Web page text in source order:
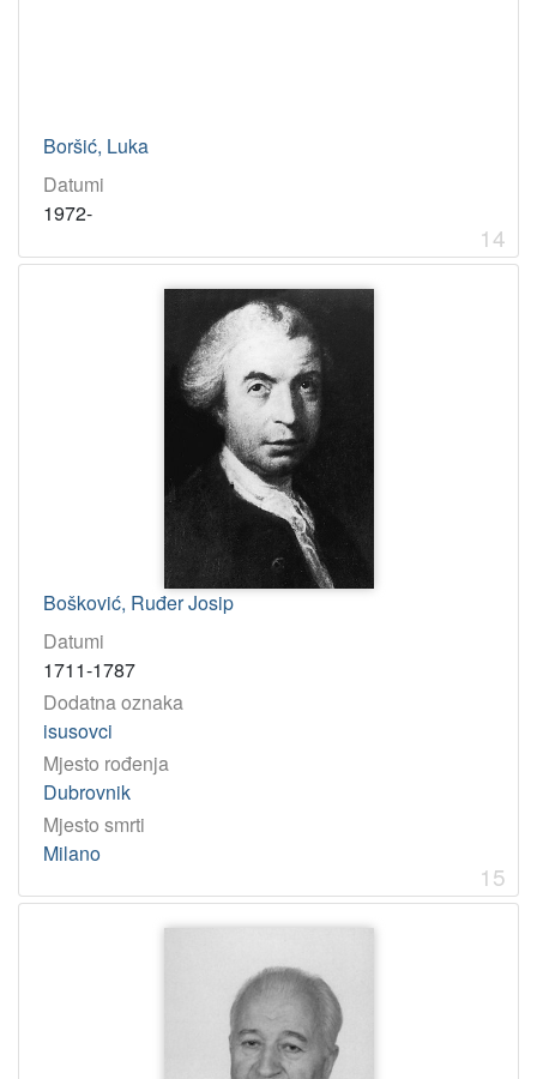
Boršić, Luka
Datumi
1972-
14
Bošković, Ruđer Josip
Datumi
1711-1787
Dodatna oznaka
isusovci
Mjesto rođenja
Dubrovnik
Mjesto smrti
Milano
15